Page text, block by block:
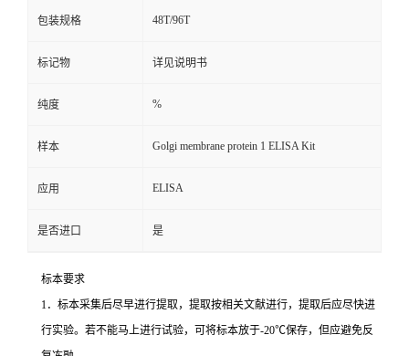
包装规格 48T/96T
标记物 详见说明书
纯度 %
样本 Golgi membrane protein 1 ELISA Kit
应用 ELISA
是否进口 是
标本要求
1．标本采集后尽早进行提取，提取按相关文献进行，提取后应尽快进
行实验。若不能马上进行试验，可将标本放于-20℃保存，但应避免反